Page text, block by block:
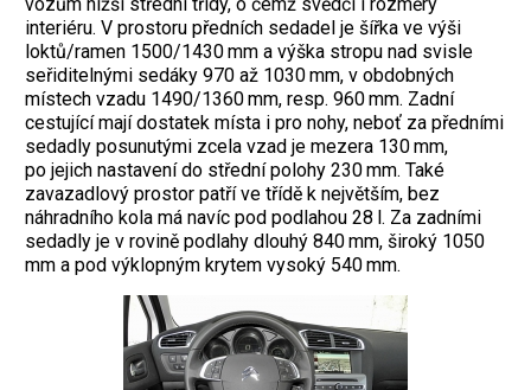
interiéru. V prostoru předních sedadel je šířka ve výši
loktů/ramen 1500/1430 mm a výška stropu nad svisle
seřiditelnými sedáky 970 až 1030 mm, v obdobných
místech vzadu 1490/1360 mm, resp. 960 mm. Zadní
cestující mají dostatek místa i pro nohy, neboť za předními
sedadly posunutými zcela vzad je mezera 130 mm,
po jejich nastavení do střední polohy 230 mm. Také
zavazadlový prostor patří ve třídě k největším, bez
náhradního kola má navíc pod podlahou 28 l. Za zadními
sedadly je v rovině podlahy dlouhý 840 mm, široký 1050
mm a pod výklopným krytem vysoký 540 mm.